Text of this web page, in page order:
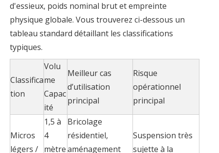
d'essieux, poids nominal brut et empreinte
physique globale. Vous trouverez ci-dessous un
tableau standard détaillant les classifications
typiques.
Classifica
tion
Volu
me
Capac
ité
Meilleur cas
d’utilisation
principal
Risque
opérationnel
principal
Micros
légers /
1,5 à
4
mètre
Bricolage
résidentiel,
aménagement
Suspension très
sujette à la